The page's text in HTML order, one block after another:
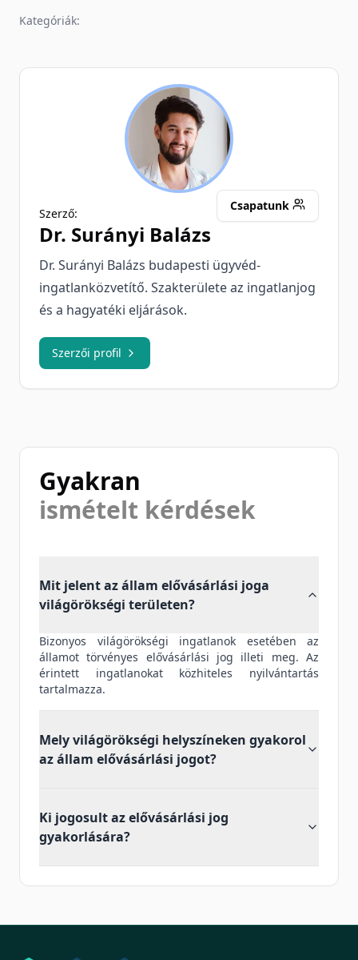
Kategóriák:
SB
Szerző:
Csapatunk
Dr. Surányi Balázs
Dr. Surányi Balázs budapesti ügyvéd-
ingatlanközvetítő. Szakterülete az ingatlanjog
és a hagyatéki eljárások.
Szerzői profil
Gyakran
ismételt kérdések
Mit jelent az állam elővásárlási joga
világörökségi területen?
Bizonyos világörökségi ingatlanok esetében az
államot törvényes elővásárlási jog illeti meg. Az
érintett ingatlanokat közhiteles nyilvántartás
tartalmazza.
Mely világörökségi helyszíneken gyakorol
az állam elővásárlási jogot?
Ki jogosult az elővásárlási jog
gyakorlására?